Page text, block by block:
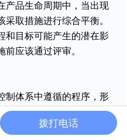
产品生命周期中，当出现
取措施进行综合平衡。
和目标可能产生的潜在影
应该通过评审。
体系中遵循的程序，形
或支出的人员；应建立成
及预报频次；应检查后
拨打电话